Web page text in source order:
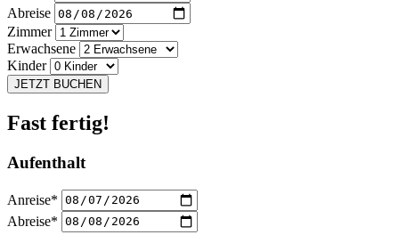
Abreise
Zimmer
Erwachsene
Kinder
JETZT BUCHEN
Fast fertig!
Aufenthalt
Anreise*
Abreise*